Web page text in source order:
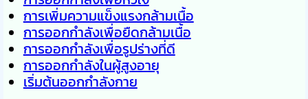
การเพิ่มความแข็งแรงกล้ามเนื้อ
การออกกำลังเพื่อยืดกล้ามเนื้อ
การออกกำลังเพื่อรูปร่างที่ดี
การออกกำลังในผู้สูงอายุ
เริ่มต้นออกกำลังกาย